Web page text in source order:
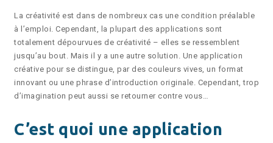
La créativité est dans de nombreux cas une condition préalable
à l’emploi. Cependant, la plupart des applications sont
totalement dépourvues de créativité – elles se ressemblent
jusqu’au bout. Mais il y a une autre solution. Une application
créative pour se distingue, par des couleurs vives, un format
innovant ou une phrase d’introduction originale. Cependant, trop
d’imagination peut aussi se retourner contre vous…
C’est quoi une application